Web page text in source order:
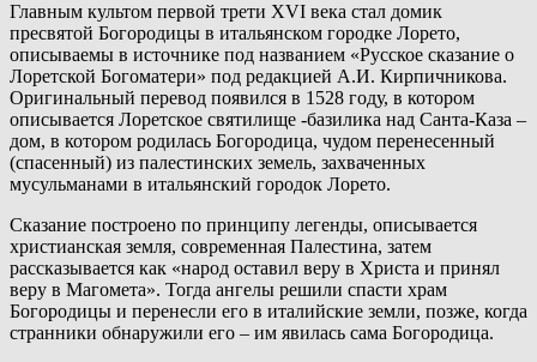
Главным культом первой трети XVI века стал домик
пресвятой Богородицы в итальянском городке Лорето,
описываемы в источнике под названием «Русское сказание о
Лоретской Богоматери» под редакцией А.И. Кирпичникова.
Оригинальный перевод появился в 1528 году, в котором
описывается Лоретское святилище -базилика над Санта-Каза –
дом, в котором родилась Богородица, чудом перенесенный
(спасенный) из палестинских земель, захваченных
мусульманами в итальянский городок Лорето.
Сказание построено по принципу легенды, описывается
христианская земля, современная Палестина, затем
рассказывается как «народ оставил веру в Христа и принял
веру в Магомета». Тогда ангелы решили спасти храм
Богородицы и перенесли его в италийские земли, позже, когда
странники обнаружили его – им явилась сама Богородица.